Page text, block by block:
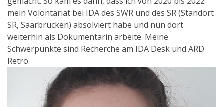
mein Volontariat bei IDA des SWR und des SR (Standort
SR, Saarbrücken) absolviert habe und nun dort
weiterhin als Dokumentarin arbeite. Meine
Schwerpunkte sind Recherche am IDA Desk und ARD
Retro.